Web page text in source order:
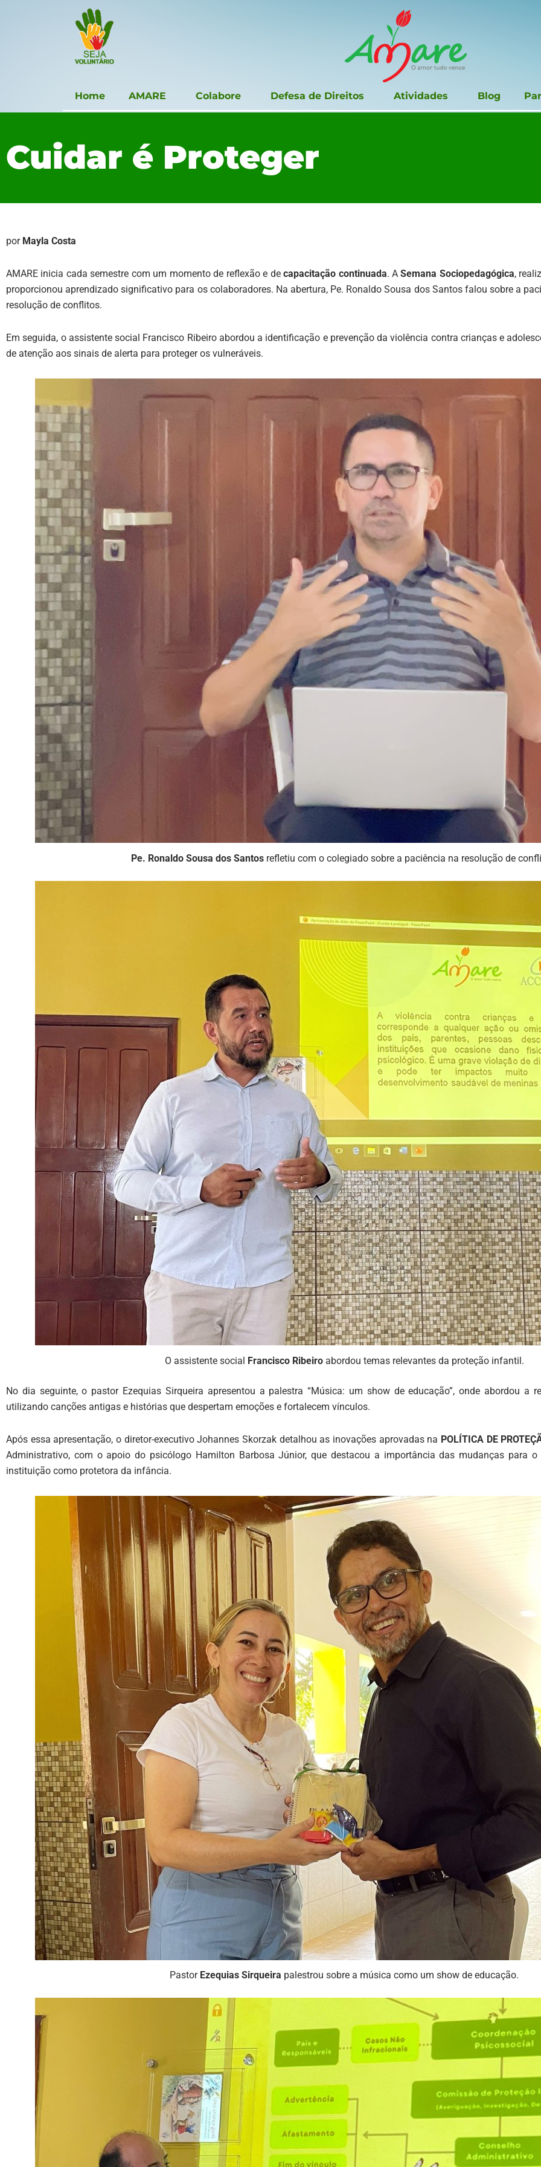
Home AMARE Colabore Defesa de Direitos Atividades Blog
Cuidar é Proteger
por Mayla Costa
AMARE inicia cada semestre com um momento de reflexão e decapacitação continuada. ASemana Sociopedagógica,
proporcionou aprendizado significativo para os colaboradores. Na abertura, Pe. Ronaldo Sousa dos Santos falou sobre a
resolução de conflitos.
Em seguida, o assistente social Francisco Ribeiro abordou a identificação e prevenção da violência contra crianças e
de atenção aos sinais de alerta para proteger os vulneráveis.
Pe. Ronaldo Sousa dos Santos refletiu com o colegiado sobre a paciência na resolução de
O assistente social Francisco Ribeiroabordou temas relevantes da proteção infantil.
No dia seguinte, o pastor Ezequias Sirqueira apresentou a palestra “Música: um show de educação”, onde abordou a
utilizando canções antigas e histórias que despertam emoções e fortalecem vínculos.
Após essa apresentação, o diretor-executivo Johannes Skorzak detalhou as inovações aprovadas na POLÍTICA DE
Administrativo, com o apoio do psicólogo Hamilton Barbosa Júnior, que destacou a importância das mudanças para
instituição como protetora da infância.
Pastor Ezequias Sirqueira palestrou sobre a música como um show de educação.